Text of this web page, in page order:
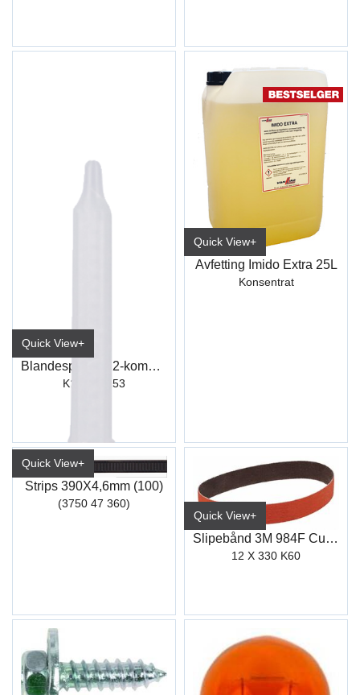
Quick View+
Blandespiss for 2-komponent plastlim
K151 / K153
Quick View+
Avfetting Imido Extra 25L
Konsentrat
Quick View+
Strips 390X4,6mm (100)
(3750 47 360)
Quick View+
Slipebånd 3M 984F Cubitron II
12 X 330 K60